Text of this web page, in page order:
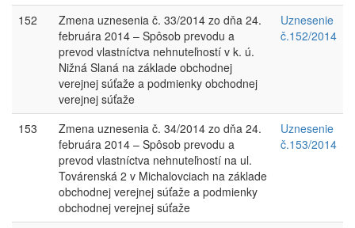
152
Zmena uznesenia č. 33/2014 zo dňa 24.
februára 2014 – Spôsob prevodu a
prevod vlastníctva nehnuteľností v k. ú.
Nižná Slaná na základe obchodnej
verejnej súťaže a podmienky obchodnej
verejnej súťaže
Uznesenie
č.152/2014
153
Zmena uznesenia č. 34/2014 zo dňa 24.
februára 2014 – Spôsob prevodu a
prevod vlastníctva nehnuteľností na ul.
Továrenská 2 v Michalovciach na základe
obchodnej verejnej súťaže a podmienky
obchodnej verejnej súťaže
Uznesenie
č.153/2014